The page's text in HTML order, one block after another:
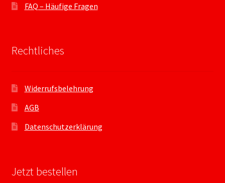
FAQ – Häufige Fragen
Rechtliches
Widerrufsbelehrung
AGB
Datenschutzerklärung
Jetzt bestellen